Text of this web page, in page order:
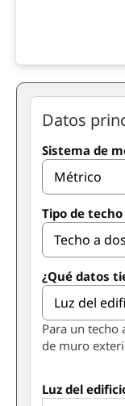
Datos
Sistema de
Tipo de techo
¿Qué datos
Para un techo
de muro
Luz del